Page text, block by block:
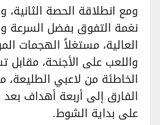
​ومع انطلاقة الحصة
نغمة التفوق بفضل السرعة
العالية، مستغلاً الهجمات
واللعب على الأجنحة، مقابل
الخاطئة من لاعبي
الفارق إلى أربعة أهداف
على بداية الشوط.